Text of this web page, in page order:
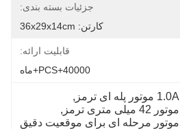
جزئیات بسته بندی:
کارتن: 36x29x14cm
قابلیت ارائه:
40000+PCS+ماه
1.0A موتور پله ای ترمز
,
موتور 42 میلی متری ترمز
,
موتور مرحله ای برای موقعیت دقیق